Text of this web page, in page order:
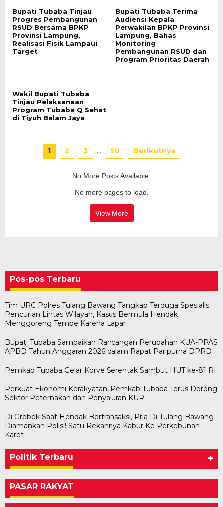
Bupati Tubaba Tinjau
Progres Pembangunan
RSUD Bersama BPKP
Provinsi Lampung,
Realisasi Fisik Lampaui
Target
Bupati Tubaba Terima
Audiensi Kepala
Perwakilan BPKP Provinsi
Lampung, Bahas
Monitoring
Pembangunan RSUD dan
Program Prioritas Daerah
Wakil Bupati Tubaba
Tinjau Pelaksanaan
Program Tubaba Q Sehat
di Tiyuh Balam Jaya
1 2 3 … 50 Berikutnya
No More Posts Available.
No more pages to load.
View More
Pos-pos Terbaru
Tim URC Polres Tulang Bawang Tangkap Terduga Spesialis
Pencurian Lintas Wilayah, Kasus Bermula Hendak
Menggoreng Tempe Karena Lapar
Bupati Tubaba Sampaikan Rancangan Perubahan KUA-PPAS
APBD Tahun Anggaran 2026 dalam Rapat Paripurna DPRD
Pemkab Tubaba Gelar Korve Serentak Sambut HUT ke-81 RI
Perkuat Ekonomi Kerakyatan, Pemkab Tubaba Terus Dorong
Sektor Peternakan dan Penyaluran KUR
Di Grebek Saat Hendak Bertransaksi, Pria Di Tulang Bawang
Diamankan Polisi! Satu Rekannya Kabur Ke Perkebunan
Karet
Politik Terbaru +
PASAR RAKYAT